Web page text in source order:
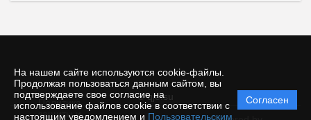
На нашем сайте используются cookie-файлы.
Продолжая пользоваться данным сайтом, вы
подтверждаете свое согласие на
использование файлов cookie в соответствии с
настоящим уведомлением и Пользовательским
Согласен
© qje.su
Политика
защиты и